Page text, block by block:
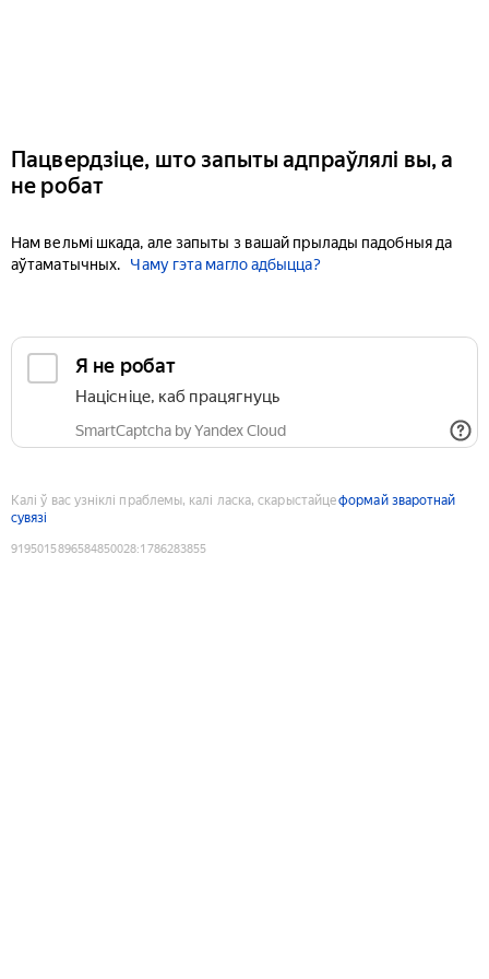
Пацвердзіце, што запыты адпраўлялі вы, а
не робат
Нам вельмі шкада, але запыты з вашай прылады падобныя да
аўтаматычных.
Чаму гэта магло адбыцца?
Я не робат
Націсніце, каб працягнуць
SmartCaptcha by Yandex Cloud
Калі ў вас узніклі праблемы, калі ласка, скарыстайцеформай зваротнай
сувязі
9195015896584850028:1786283855